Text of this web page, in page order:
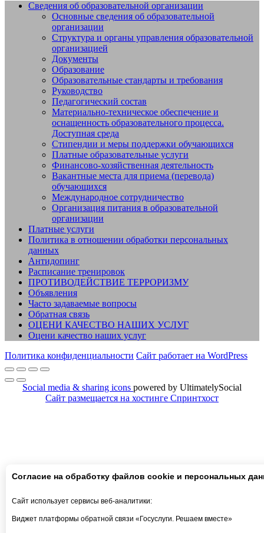
Добро пожаловать на сайт МБУДО
СШОР №14 "Жигули" г.о. Тольятти
Сведения об образовательной организации
Основные сведения об образовательной
организации
Структура и органы управления образовательной
организацией
Документы
Образование
Образовательные стандарты и требования
Руководство
Педагогический состав
Материально-техническое обеспечение и
оснащенность образовательного процесса.
Доступная среда
Стипендии и меры поддержки обучающихся
Платные образовательные услуги
Финансово-хозяйственная деятельность
Вакантные места для приема (перевода)
обучающихся
Международное сотрудничество
Организация питания в образовательной
организации
Платные услуги
Политика в отношении обработки персональных
данных
Антидопинг
Расписание тренировок
ПРОТИВОДЕЙСТВИЕ ТЕРРОРИЗМУ
Объявления
Часто задаваемые вопросы
Обратная связь
ОЦЕНИ КАЧЕСТВО НАШИХ УСЛУГ
Оцени качество наших услуг
Политика конфиденциальности Сайт работает на WordPress
Social media & sharing icons powered by UltimatelySocial
Сайт размещается на хостинге Спринтхост
Согласие на обработку файлов cookie и персональных
Сайт использует сервисы веб-аналитики:
Виджет платформы обратной связи «Госуслуги. Решаем вместе»